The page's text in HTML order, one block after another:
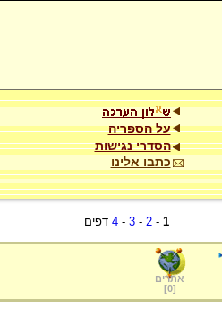
על הספריה
הסדרי נגישות
כתבו אלינו
1
-
2
-
3
-
4 דפים
אתרים
[
0
]